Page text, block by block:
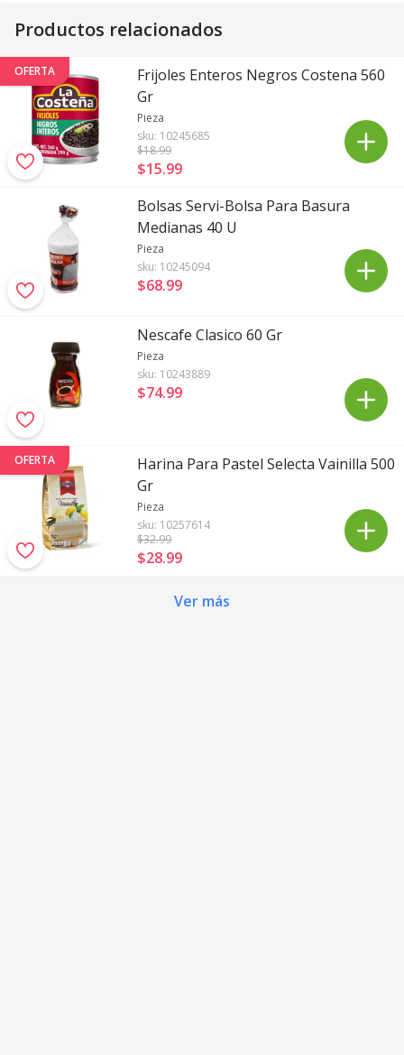
Productos relacionados
OFERTA
Frijoles Enteros Negros Costena 560
Gr
Pieza
sku: 10245685
$18.99
$15.99
Bolsas Servi-Bolsa Para Basura
Medianas 40 U
Pieza
sku: 10245094
$68.99
Nescafe Clasico 60 Gr
Pieza
sku: 10243889
$74.99
OFERTA
Harina Para Pastel Selecta Vainilla 500
Gr
Pieza
sku: 10257614
$32.99
$28.99
Ver más